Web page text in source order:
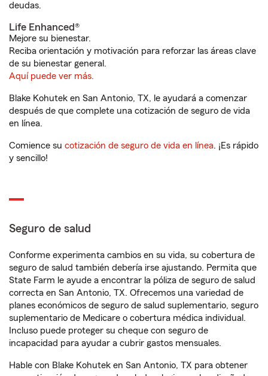
deudas.
Life Enhanced®
Mejore su bienestar.
Reciba orientación y motivación para reforzar las áreas clave
de su bienestar general.
Aquí puede ver más.
Blake Kohutek en San Antonio, TX, le ayudará a comenzar
después de que complete una cotización de seguro de vida
en línea.
Comience su cotización de seguro de vida en línea. ¡Es rápido
y sencillo!
Seguro de salud
Conforme experimenta cambios en su vida, su cobertura de
seguro de salud también debería irse ajustando. Permita que
State Farm le ayude a encontrar la póliza de seguro de salud
correcta en San Antonio, TX. Ofrecemos una variedad de
planes económicos de seguro de salud suplementario, seguro
suplementario de Medicare o cobertura médica individual.
Incluso puede proteger su cheque con seguro de
incapacidad para ayudar a cubrir gastos mensuales.
Hable con Blake Kohutek en San Antonio, TX para obtener